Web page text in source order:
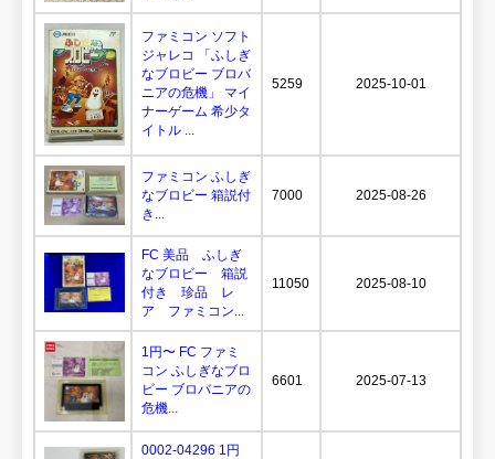
ファミコン ソフト
ジャレコ 「ふしぎ
なブロビー ブロバ
ニアの危機」 マイ
ナーゲーム 希少タ
イトル ...
5259 2025-10-01
ファミコン ふしぎ
なブロビー 箱説付
き...
7000 2025-08-26
FC 美品 ふしぎ
なブロビー 箱説
付き 珍品 レ
ア ファミコン...
11050 2025-08-10
1円〜 FC ファミ
コン ふしぎなブロ
ビー ブロバニアの
危機...
6601 2025-07-13
0002-04296 1円